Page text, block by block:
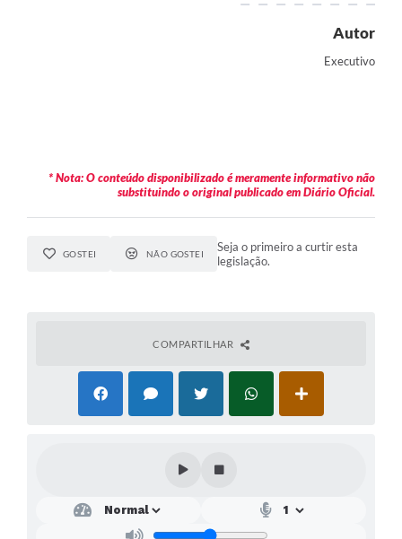
Autor
Executivo
* Nota: O conteúdo disponibilizado é meramente informativo não
substituindo o original publicado em Diário Oficial.
GOSTEI NÃO GOSTEI
Seja o primeiro a curtir esta
legislação.
COMPARTILHAR